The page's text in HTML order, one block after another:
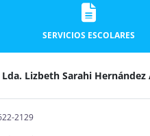
SERVICIOS ESCOLARES
Lda. Lizbeth Sarahi Hernández
2129